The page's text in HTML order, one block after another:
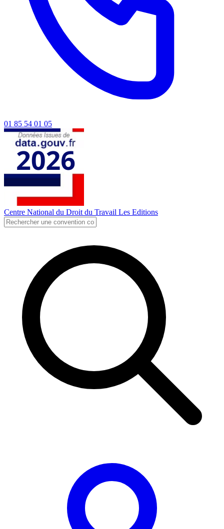
01 85 54 01 05
Centre National du Droit du Travail Les Editions